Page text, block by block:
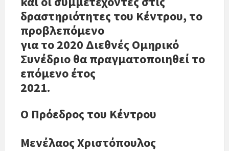
δραστηριότητες του Κέντρου, το
προβλεπόμενο
για το 2020 Διεθνές Ομηρικό
Συνέδριο θα πραγματοποιηθεί το
επόμενο έτος
2021.
Ο Πρόεδρος του Κέντρου
Μενέλαος Χριστόπουλος